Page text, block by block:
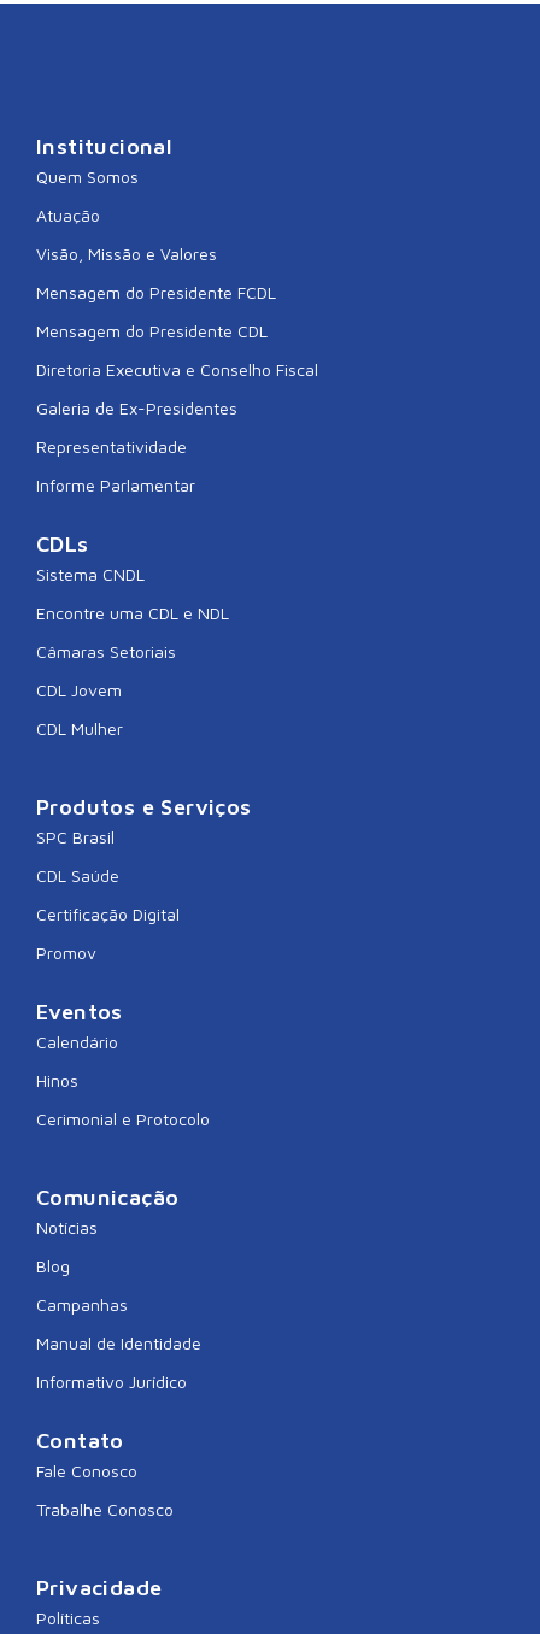
Institucional
Quem Somos
Atuação
Visão, Missão e Valores
Mensagem do Presidente FCDL
Mensagem do Presidente CDL
Diretoria Executiva e Conselho Fiscal
Galeria de Ex-Presidentes
Representatividade
Informe Parlamentar
CDLs
Sistema CNDL
Encontre uma CDL e NDL
Câmaras Setoriais
CDL Jovem
CDL Mulher
Produtos e Serviços
SPC Brasil
CDL Saúde
Certificação Digital
Promov
Eventos
Calendário
Hinos
Cerimonial e Protocolo
Comunicação
Notícias
Blog
Campanhas
Manual de Identidade
Informativo Jurídico
Contato
Fale Conosco
Trabalhe Conosco
Privacidade
Políticas